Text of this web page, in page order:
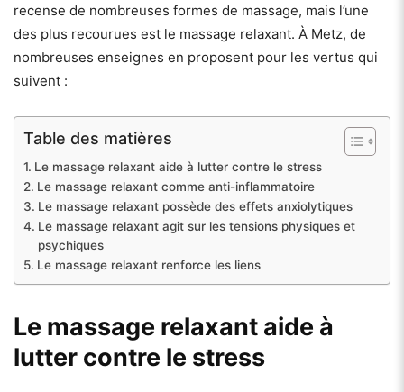
recense de nombreuses formes de massage, mais l’une
des plus recourues est le massage relaxant. À Metz, de
nombreuses enseignes en proposent pour les vertus qui
suivent :
Table des matières
Le massage relaxant aide à lutter contre le stress
Le massage relaxant comme anti-inflammatoire
Le massage relaxant possède des effets anxiolytiques
Le massage relaxant agit sur les tensions physiques et
psychiques
Le massage relaxant renforce les liens
Le massage relaxant aide à
lutter contre le stress